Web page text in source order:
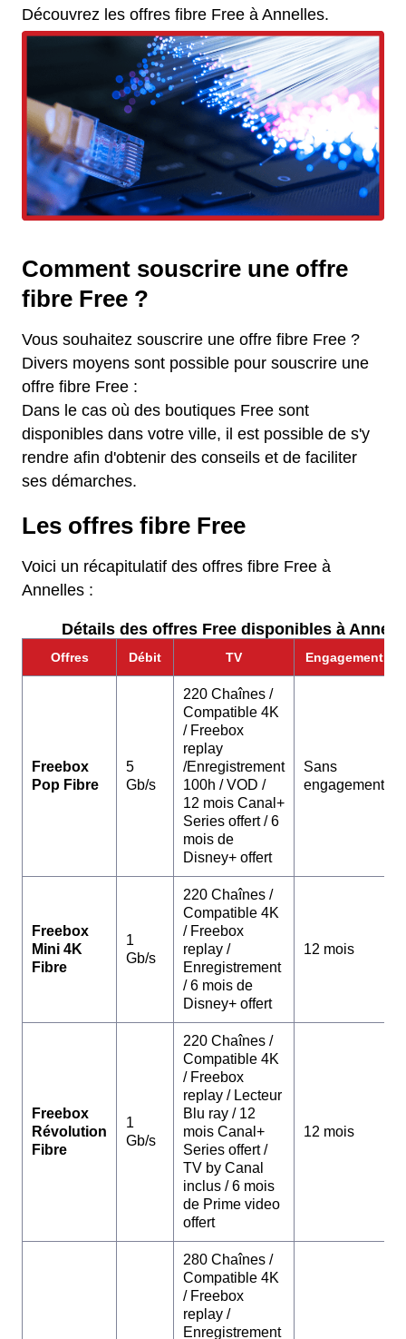
Découvrez les offres fibre Free à Annelles.
Comment souscrire une offre
fibre Free ?
Vous souhaitez souscrire une offre fibre Free ?
Divers moyens sont possible pour souscrire une
offre fibre Free :
Dans le cas où des boutiques Free sont
disponibles dans votre ville, il est possible de s'y
rendre afin d'obtenir des conseils et de faciliter
ses démarches.
Les offres fibre Free
Voici un récapitulatif des offres fibre Free à
Annelles :
Détails des offres Free disponibles à
Offres Débit TV Engagement
Freebox
Pop Fibre
5
Gb/s
220 Chaînes /
Compatible 4K
/ Freebox
replay
/Enregistrement
100h / VOD /
12 mois Canal+
Series offert / 6
mois de
Disney+ offert
Sans
engagement
Freebox
Mini 4K
Fibre
1
Gb/s
220 Chaînes /
Compatible 4K
/ Freebox
replay /
Enregistrement
/ 6 mois de
Disney+ offert
12 mois
Freebox
Révolution
Fibre
1
Gb/s
220 Chaînes /
Compatible 4K
/ Freebox
replay / Lecteur
Blu ray / 12
mois Canal+
Series offert /
TV by Canal
inclus / 6 mois
de Prime video
offert
12 mois
280 Chaînes /
Compatible 4K
/ Freebox
replay /
Enregistrement